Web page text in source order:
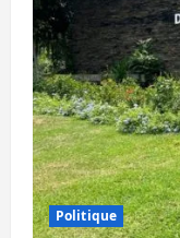
droit
de
« présenter »
les
candidats
?
Politique